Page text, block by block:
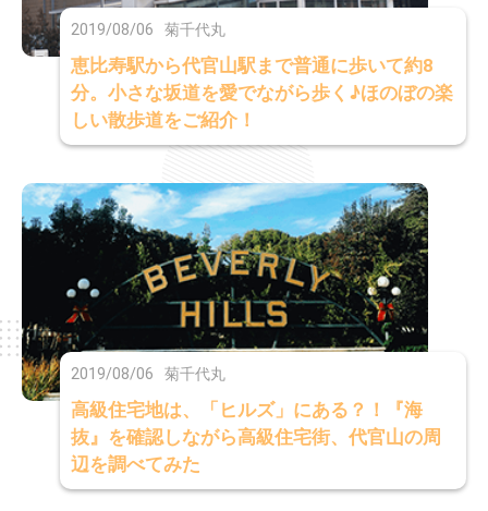
2019/08/06 菊千代丸
恵比寿駅から代官山駅まで普通に歩いて約8
分。小さな坂道を愛でながら歩く♪ほのぼの楽
しい散歩道をご紹介！
2019/08/06 菊千代丸
高級住宅地は、「ヒルズ」にある？！『海
抜』を確認しながら高級住宅街、代官山の周
辺を調べてみた